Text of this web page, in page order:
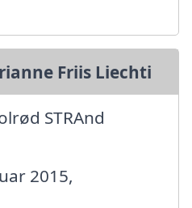
Friis Liechti
STRAnd
2015,